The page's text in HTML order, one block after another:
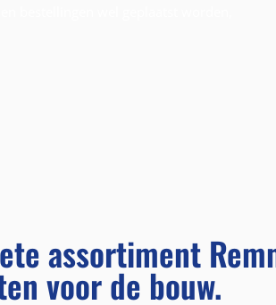
assortiment
voor de bouw.